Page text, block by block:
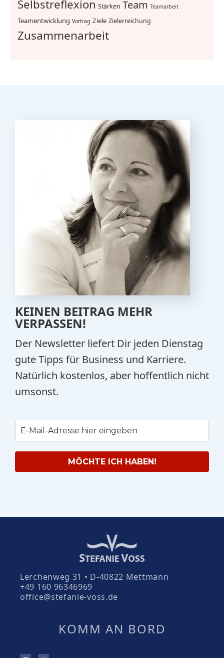
Selbstreflexion Stärken Team Teamarbeit
Teamentwicklung Vortrag Ziele Zielerreichung
Zusammenarbeit
KEINEN BEITRAG MEHR
VERPASSEN!
Der Newsletter liefert Dir jeden Dienstag
gute Tipps für Business und Karriere.
Natürlich kostenlos, aber hoffentlich nicht
umsonst.
MÖCHTE ICH HABEN!
Lerchenweg 31 • D-40822 Mettmann
+49 160 96346969
office@stefanie-voss.de
KOMM AN BORD